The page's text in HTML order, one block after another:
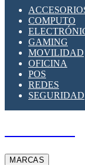
SUPRESOR
COMPUTO
GAMING
MOVILIDAD
OFICINA
POS
REDES
SEGURIDAD
MARCAS